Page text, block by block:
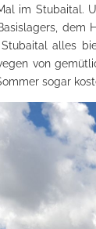
im Stubaital.
dem
alles
von
sogar